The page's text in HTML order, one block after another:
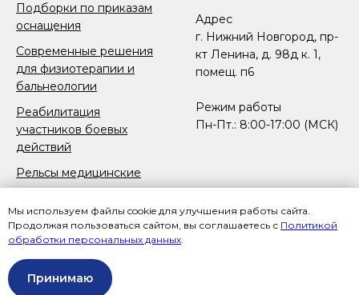
Мы используем файлы cookie для улучшения работы сайта.
Продолжая пользоваться сайтом, вы соглашаетесь с Политикой
обработки персональных данных
Принимаю
Подборки по приказам
оснащения
Современные решения
для физиотерапии и
бальнеологии
Реабилитация
участников боевых
действий
Рельсы медицинские
протезирования и
ампутации конечностей
Адрес
г. Нижний Новгород, пр-
кт Ленина, д. 98д к. 1,
помещ. п6
Режим работы
Пн-Пт.: 8:00-17:00 (МСК)